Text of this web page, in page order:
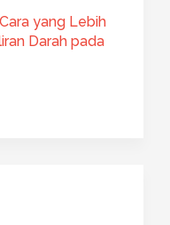
yang Lebih
Darah pada